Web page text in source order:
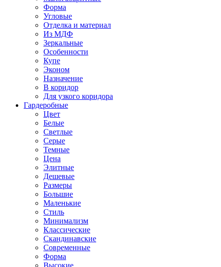
Форма
Угловые
Отделка и материал
Из МДФ
Зеркальные
Особенности
Купе
Эконом
Назначение
В коридор
Для узкого коридора
Гардеробные
Цвет
Белые
Светлые
Серые
Темные
Цена
Элитные
Дешевые
Размеры
Большие
Маленькие
Стиль
Минимализм
Классические
Скандинавские
Современные
Форма
Высокие